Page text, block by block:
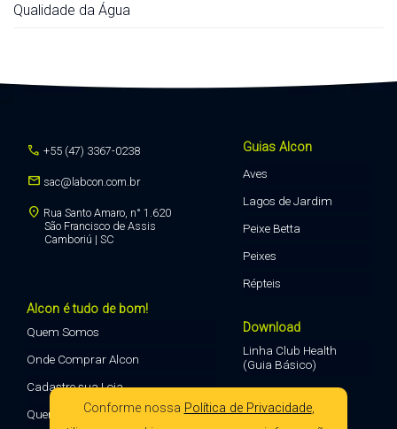
Qualidade da Água
Conforme nossa Política de Privacidade,
call +55 (47) 3367-0238
mail sac@labcon.com.br
location_on Rua Santo Amaro, n° 1.620
São Francisco de Assis
Camboriú | SC
Alcon é tudo de bom!
Quem Somos
Onde Comprar Alcon
Cadastre sua Loja
Quero Vender Alcon
Guias Alcon
Aves
Lagos de Jardim
Peixe Betta
Peixes
Répteis
Download
Linha Club Health
(Guia Básico)